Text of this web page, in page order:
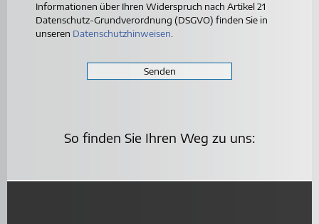
Informationen über Ihren Widerspruch nach Artikel 21
Datenschutz-Grundverordnung (DSGVO) finden Sie in
unseren Datenschutzhinweisen.
Senden
So finden Sie Ihren Weg zu uns: